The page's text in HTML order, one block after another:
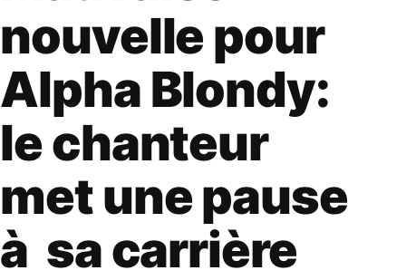
nouvelle pour
Alpha Blondy:
le chanteur
met une pause
à sa carrière